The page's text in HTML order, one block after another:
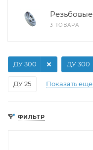
Резьбовые
3 ТОВАРА
ДУ 25
ДУ 300 ДУ 300
Показать еще
ФИЛЬТР